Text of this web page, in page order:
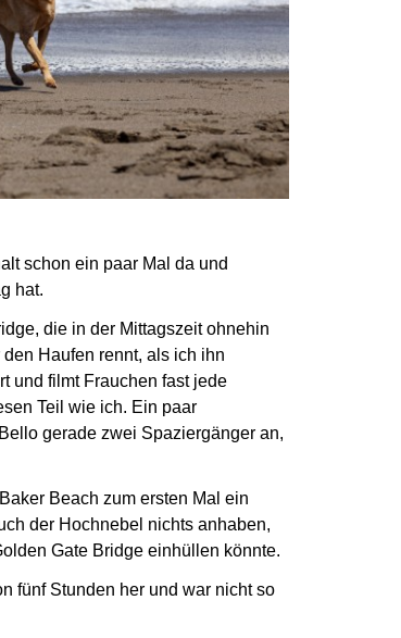
schon ein paar Mal da und
hat.
die in der Mittagszeit ohnehin
Haufen rennt, als ich ihn
und filmt Frauchen fast jede
Teil wie ich. Ein paar
gerade zwei Spaziergänger an,
Beach zum ersten Mal ein
der Hochnebel nichts anhaben,
Gate Bridge einhüllen könnte.
fünf Stunden her und war nicht so